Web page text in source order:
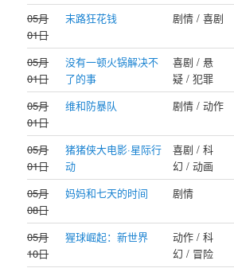
05月
01日
末路狂花钱 剧情 / 喜剧
05月
01日
没有一顿火锅解决不
了的事
喜剧 / 悬
疑 / 犯罪
05月
01日
维和防暴队 剧情 / 动作
05月
01日
猪猪侠大电影·星际行
动
喜剧 / 科
幻 / 动画
05月
08日
妈妈和七天的时间 剧情
05月
10日
猩球崛起：新世界
动作 / 科
幻 / 冒险